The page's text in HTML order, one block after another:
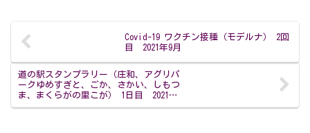
Covid-19 ワクチン接種（モデルナ） 2回
目 2021年9月
道の駅スタンプラリー（庄和、アグリパ
ークゆめすぎと、ごか、さかい、しもつ
ま、まくらがの里こが） 1日目 2021年
10月